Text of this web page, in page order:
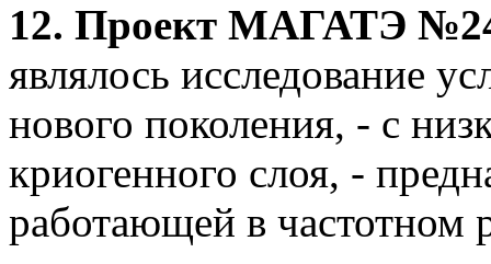
12. Проект МАГАТЭ
являлось исследование
нового поколения, - с
криогенного слоя, -
работающей в